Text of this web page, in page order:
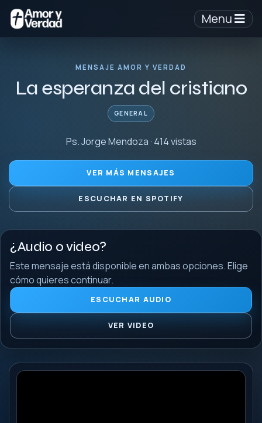
Menu
MENSAJE AMOR Y VERDAD
La esperanza del cristiano
GENERAL
Ps. Jorge Mendoza · 414 vistas
VER MÁS MENSAJES
ESCUCHAR EN SPOTIFY
¿Audio o video?
Este mensaje está disponible en ambas opciones. Elige
cómo quieres continuar.
ESCUCHAR AUDIO
VER VIDEO